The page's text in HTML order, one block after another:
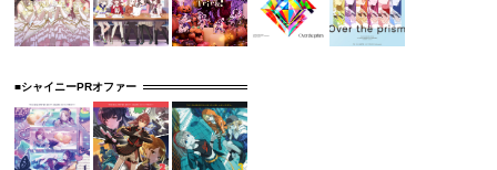
■シャイニーPRオファー